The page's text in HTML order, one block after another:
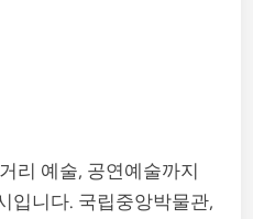
리 예술, 공연예술까지
입니다. 국립중앙박물관,